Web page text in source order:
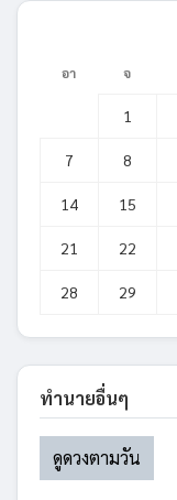
อา จ
1
7 8
14 15
21 22
28 29
ทำนายอื่นๆ
ดูดวงตามวัน